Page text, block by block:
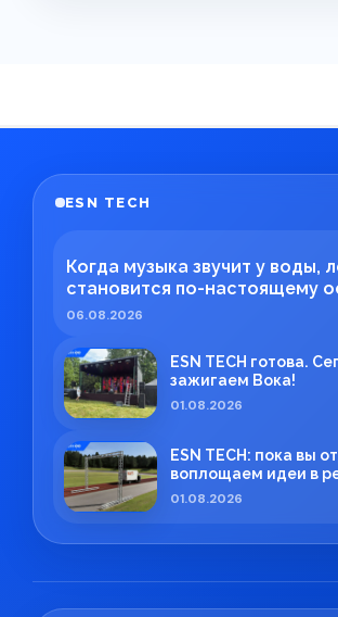
ESN TECH
Когда музыка звучит у воды,
становится по-настоящему
06.08.2026
ESN TECH готова.
зажигаем Вока!
01.08.2026
ESN TECH: пока вы
воплощаем идеи в
01.08.2026